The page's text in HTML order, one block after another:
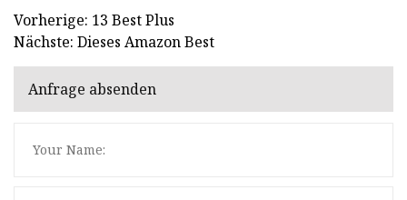
Vorherige: 13 Best Plus
Nächste: Dieses Amazon Best
Anfrage absenden